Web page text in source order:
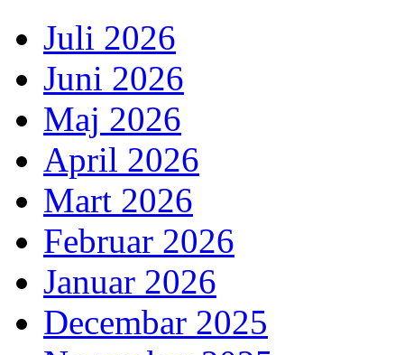
Juli 2026
Juni 2026
Maj 2026
April 2026
Mart 2026
Februar 2026
Januar 2026
Decembar 2025